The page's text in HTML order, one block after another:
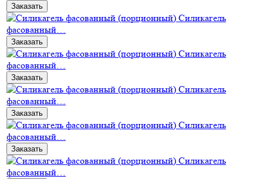
Заказать
Силикагель
фасованный…
Заказать
Силикагель
фасованный…
Заказать
Силикагель
фасованный…
Заказать
Силикагель
фасованный…
Заказать
Силикагель
фасованный…